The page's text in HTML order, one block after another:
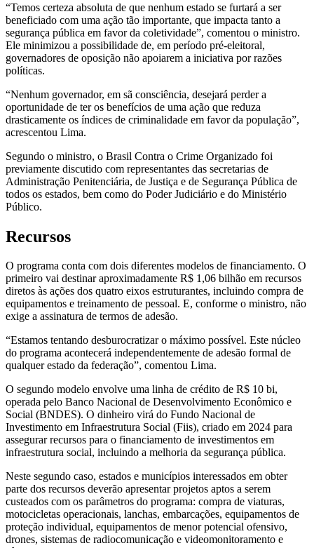
“Temos certeza absoluta de que nenhum estado se furtará a ser
beneficiado com uma ação tão importante, que impacta tanto a
segurança pública em favor da coletividade”, comentou o ministro.
Ele minimizou a possibilidade de, em período pré-eleitoral,
governadores de oposição não apoiarem a iniciativa por razões
políticas.
“Nenhum governador, em sã consciência, desejará perder a
oportunidade de ter os benefícios de uma ação que reduza
drasticamente os índices de criminalidade em favor da população”,
acrescentou Lima.
Segundo o ministro, o Brasil Contra o Crime Organizado foi
previamente discutido com representantes das secretarias de
Administração Penitenciária, de Justiça e de Segurança Pública de
todos os estados, bem como do Poder Judiciário e do Ministério
Público.
Recursos
O programa conta com dois diferentes modelos de financiamento. O
primeiro vai destinar aproximadamente R$ 1,06 bilhão em recursos
diretos às ações dos quatro eixos estruturantes, incluindo compra de
equipamentos e treinamento de pessoal. E, conforme o ministro, não
exige a assinatura de termos de adesão.
“Estamos tentando desburocratizar o máximo possível. Este núcleo
do programa acontecerá independentemente de adesão formal de
qualquer estado da federação”, comentou Lima.
O segundo modelo envolve uma linha de crédito de R$ 10 bi,
operada pelo Banco Nacional de Desenvolvimento Econômico e
Social (BNDES). O dinheiro virá do Fundo Nacional de
Investimento em Infraestrutura Social (Fiis), criado em 2024 para
assegurar recursos para o financiamento de investimentos em
infraestrutura social, incluindo a melhoria da segurança pública.
Neste segundo caso, estados e municípios interessados em obter
parte dos recursos deverão apresentar projetos aptos a serem
custeados com os parâmetros do programa: compra de viaturas,
motocicletas operacionais, lanchas, embarcações, equipamentos de
proteção individual, equipamentos de menor potencial ofensivo,
drones, sistemas de radiocomunicação e videomonitoramento e